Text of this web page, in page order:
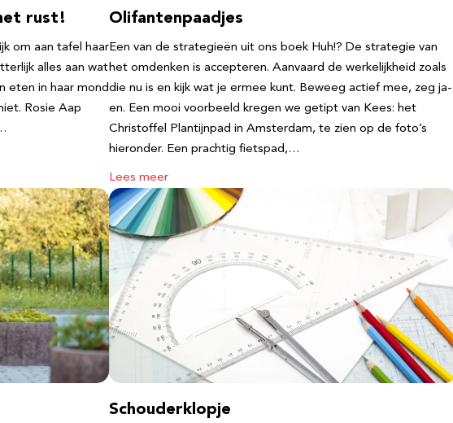
rust!
om aan tafel haar
alles aan wat
eten in haar mond
Rosie Aap
Olifantenpaadjes
Een van de strategieën uit ons boek Huh!? De strategie van
het omdenken is accepteren. Aanvaard de werkelijkheid zoals
die nu is en kijk wat je ermee kunt. Beweeg actief mee, zeg ja-
en. Een mooi voorbeeld kregen we getipt van Kees: het
Christoffel Plantijnpad in Amsterdam, te zien op de foto’s
hieronder. Een prachtig fietspad,…
Lees meer
Schouderklopje